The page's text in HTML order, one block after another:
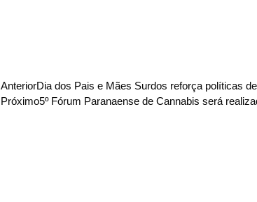
AnteriorDia dos Pais e Mães Surdos reforça políticas
Próximo5º Fórum Paranaense de Cannabis será